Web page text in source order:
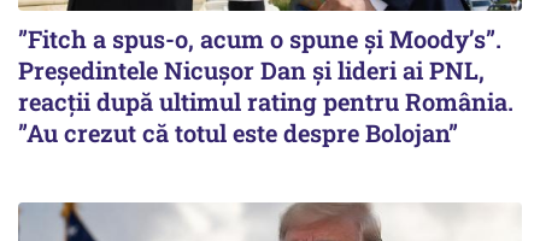
”Fitch a spus-o, acum o spune și Moody’s”.
Președintele Nicușor Dan și lideri ai PNL,
reacții după ultimul rating pentru România.
”Au crezut că totul este despre Bolojan”